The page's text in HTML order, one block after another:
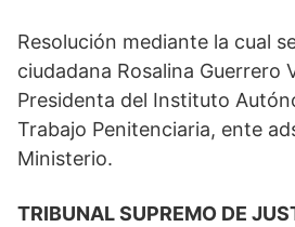
Resolución mediante la cual
ciudadana Rosalina Guerrero
Presidenta del Instituto
Trabajo Penitenciaria, ente
Ministerio.
TRIBUNAL SUPREMO DE